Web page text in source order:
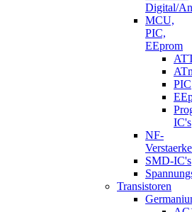
Digital/
MCU,
PIC,
EEprom
PIC
IC's
NF-
SMD-IC's
Transistoren